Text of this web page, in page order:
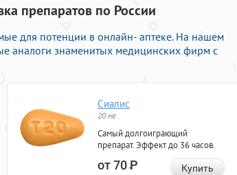
препаратов по России
для потенции в онлайн- аптеке. На нашем
аналоги знаменитых медицинских фирм с
Сиалис
20 мг
Самый долгоиграющий
препарат. Эффект до 36 часов.
от 70Р Купить